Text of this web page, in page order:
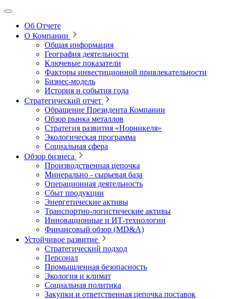
Об Отчете
О Компании
Общая информация
География деятельности
Ключевые показатели
Факторы инвестиционной привлекательности
Бизнес-модель
История и события года
Стратегический отчет
Обращение Президента Компании
Обзор рынка металлов
Стратегия развития «Норникеля»
Экологическая программа
Социальная сфера
Обзор бизнеса
Производственная цепочка
Минерально ‑ сырьевая база
Операционная деятельность
Сбыт продукции
Энергетические активы
Транспортно-логистические активы
Инновационные и ИТ‑технологии
Финансовый обзор (MD&A)
Устойчивое развитие
Стратегический подход
Персонал
Промышленная безопасность
Экология и климат
Социальная политика
Закупки и ответственная цепочка поставок